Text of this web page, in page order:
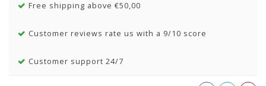
Free shipping above €50,00
Customer reviews rate us with a 9/10 score
Customer support 24/7